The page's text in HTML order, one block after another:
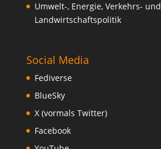
Umwelt-, Energie, Verkehrs- und
Landwirtschaftspolitik
Social Media
Fediverse
BlueSky
X (vormals Twitter)
Facebook